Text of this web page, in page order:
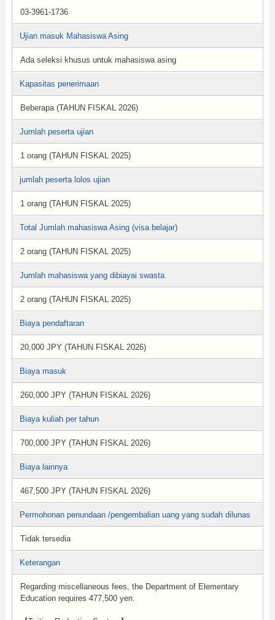
03-3961-1736
Ujian masuk Mahasiswa Asing
Ada seleksi khusus untuk mahasiswa asing
Kapasitas penerimaan
Beberapa (TAHUN FISKAL 2026)
Jumlah peserta ujian
1 orang (TAHUN FISKAL 2025)
jumlah peserta lolos ujian
1 orang (TAHUN FISKAL 2025)
Total Jumlah mahasiswa Asing (visa belajar)
2 orang (TAHUN FISKAL 2025)
Jumlah mahasiswa yang dibiayai swasta
2 orang (TAHUN FISKAL 2025)
Biaya pendaftaran
20,000 JPY (TAHUN FISKAL 2026)
Biaya masuk
260,000 JPY (TAHUN FISKAL 2026)
Biaya kuliah per tahun
700,000 JPY (TAHUN FISKAL 2026)
Biaya lainnya
467,500 JPY (TAHUN FISKAL 2026)
Permohonan penundaan /pengembalian uang yang sudah dilunas
Tidak tersedia
Keterangan
Regarding miscellaneous fees, the Department of Elementary
Education requires 477,500 yen.